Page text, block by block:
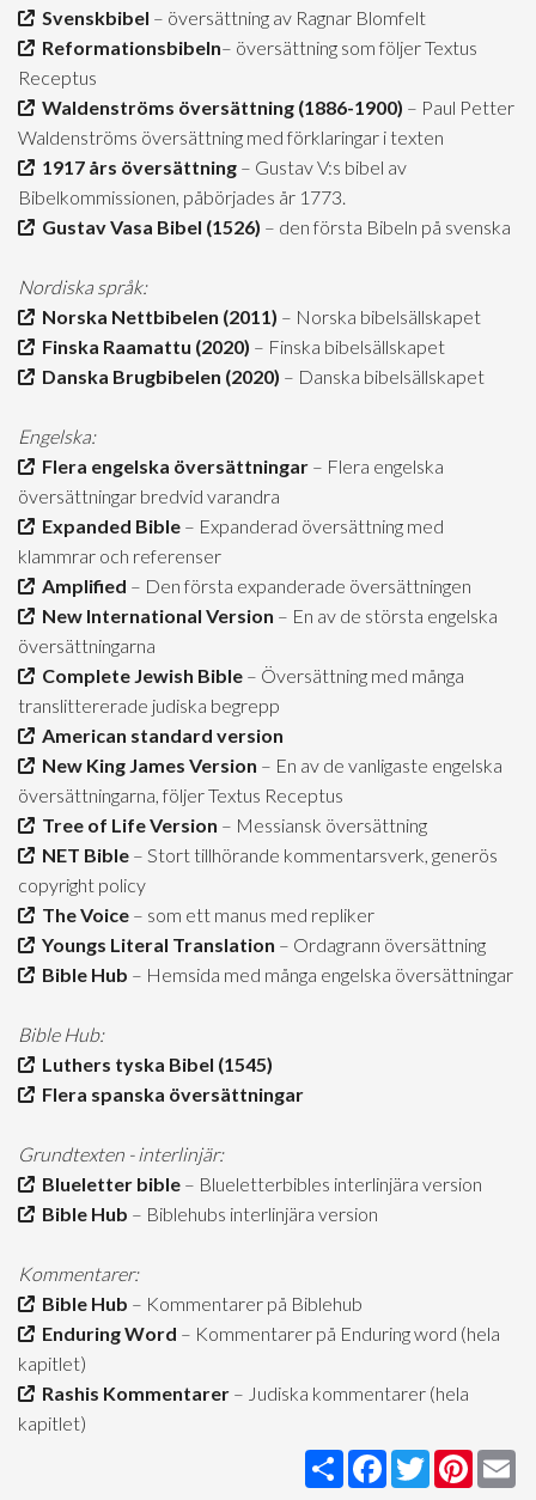
Svenskbibel – översättning av Ragnar Blomfelt
Reformationsbibeln– översättning som följer Textus
Receptus
Waldenströms översättning (1886-1900) – Paul Petter
Waldenströms översättning med förklaringar i texten
1917 års översättning – Gustav V:s bibel av
Bibelkommissionen, påbörjades år 1773.
Gustav Vasa Bibel (1526) – den första Bibeln på svenska
Nordiska språk:
Norska Nettbibelen (2011) – Norska bibelsällskapet
Finska Raamattu (2020) – Finska bibelsällskapet
Danska Brugbibelen (2020) – Danska bibelsällskapet
Engelska:
Flera engelska översättningar – Flera engelska
översättningar bredvid varandra
Expanded Bible – Expanderad översättning med
klammrar och referenser
Amplified – Den första expanderade översättningen
New International Version – En av de största engelska
översättningarna
Complete Jewish Bible – Översättning med många
translittererade judiska begrepp
American standard version
New King James Version – En av de vanligaste engelska
översättningarna, följer Textus Receptus
Tree of Life Version – Messiansk översättning
NET Bible – Stort tillhörande kommentarsverk, generös
copyright policy
The Voice – som ett manus med repliker
Youngs Literal Translation – Ordagrann översättning
Bible Hub – Hemsida med många engelska översättningar
Bible Hub:
Luthers tyska Bibel (1545)
Flera spanska översättningar
Grundtexten - interlinjär:
Blueletter bible – Blueletterbibles interlinjära version
Bible Hub – Biblehubs interlinjära version
Kommentarer:
Bible Hub – Kommentarer på Biblehub
Enduring Word – Kommentarer på Enduring word (hela
kapitlet)
Rashis Kommentarer – Judiska kommentarer (hela
kapitlet)
Share Facebook
Twitter